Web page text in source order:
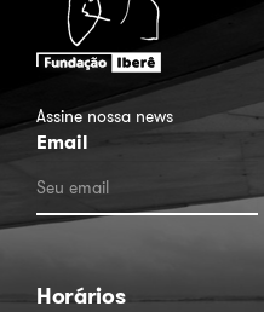
Assine nossa news
Email
Horários